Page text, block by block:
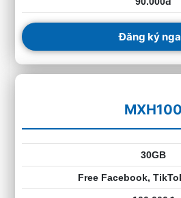
Đăng ký
MXH100
30GB
Free Facebook,